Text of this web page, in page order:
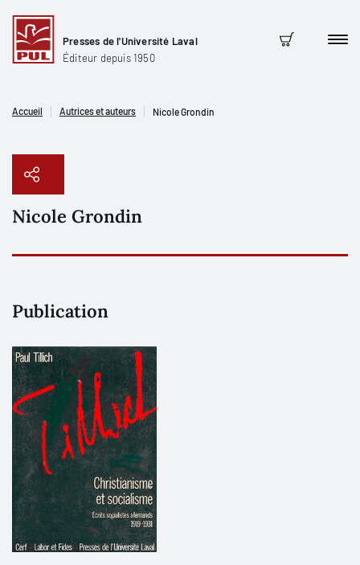
Presses de l'Université Laval
Éditeur depuis 1950
Panier
Accueil Autrices et auteurs Nicole Grondin
Nicole Grondin
Publication